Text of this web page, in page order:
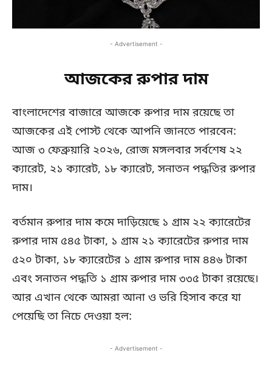
- Advertisement -
আজকের রুপার দাম
বাংলাদেশের বাজারে আজকে রুপার দাম রয়েছে তা
আজকের এই পোস্ট থেকে আপনি জানতে পারবেন:
আজ ৩ ফেব্রুয়ারি ২০২৬, রোজ মঙ্গলবার সর্বশেষ ২২
ক্যারেট, ২১ ক্যারেট, ১৮ ক্যারেট, সনাতন পদ্ধতির রুপার
দাম।
বর্তমান রুপার দাম কমে দাড়িয়েছে ১ গ্রাম ২২ ক্যারেটের
রুপার দাম ৫৪৫ টাকা, ১ গ্রাম ২১ ক্যারেটের রুপার দাম
৫২০ টাকা, ১৮ ক্যারেটের ১ গ্রাম রুপার দাম ৪৪৬ টাকা
এবং সনাতন পদ্ধতি ১ গ্রাম রুপার দাম ৩৩৫ টাকা রয়েছে।
আর এখান থেকে আমরা আনা ও ভরি হিসাব করে যা
পেয়েছি তা নিচে দেওয়া হল:
- Advertisement -